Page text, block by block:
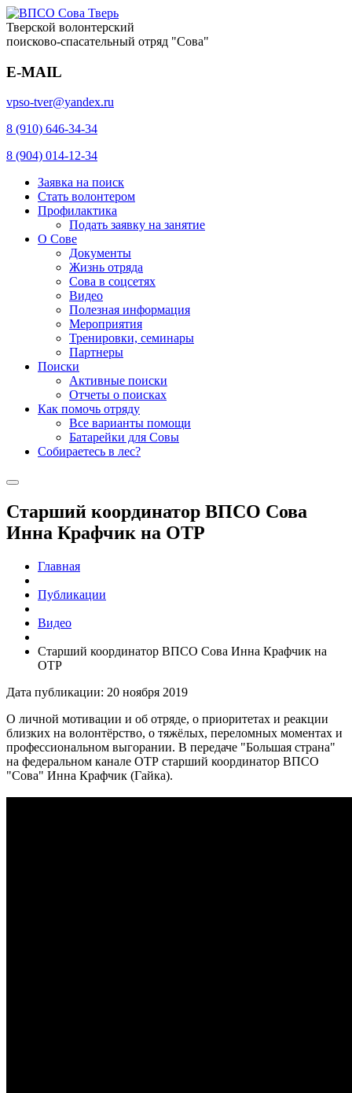
Тверской волонтерский
поисково-спасательный отряд "Сова"
E-MAIL
vpso-tver@yandex.ru
8 (910) 646-34-34
8 (904) 014-12-34
Заявка на поиск
Стать волонтером
Профилактика
Подать заявку на занятие
О Сове
Документы
Жизнь отряда
Сова в соцсетях
Видео
Полезная информация
Мероприятия
Тренировки, семинары
Партнеры
Поиски
Активные поиски
Отчеты о поисках
Как помочь отряду
Все варианты помощи
Батарейки для Совы
Собираетесь в лес?
Старший координатор ВПСО Сова
Инна Крафчик на ОТР
Главная
Публикации
Видео
Старший координатор ВПСО Сова Инна Крафчик на
ОТР
Дата публикации: 20 ноября 2019
О личной мотивации и об отряде, о приоритетах и реакции
близких на волонтёрство, о тяжёлых, переломных моментах и
профессиональном выгорании. В передаче "Большая страна"
на федеральном канале ОТР старший координатор ВПСО
"Сова" Инна Крафчик (Гайка).